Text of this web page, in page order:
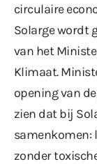
circulaire
Solarge wordt
van het
Klimaat.
opening van
zien dat bij
samenkomen:
zonder